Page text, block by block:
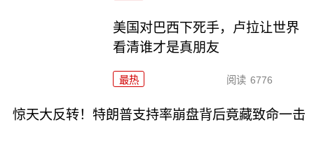
美国对巴西下死手，卢拉让世界
看清谁才是真朋友
最热 阅读 6776
惊天大反转！特朗普支持率崩盘背后竟藏致命一击